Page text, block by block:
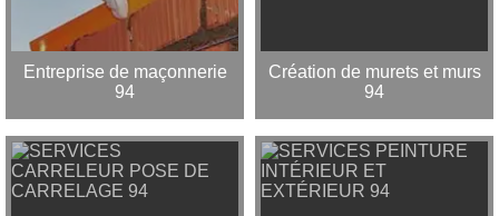
Entreprise de maçonnerie
94
Création de murets et murs
94